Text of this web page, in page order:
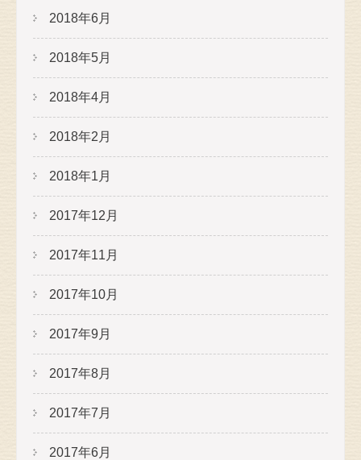
2018年6月
2018年5月
2018年4月
2018年2月
2018年1月
2017年12月
2017年11月
2017年10月
2017年9月
2017年8月
2017年7月
2017年6月